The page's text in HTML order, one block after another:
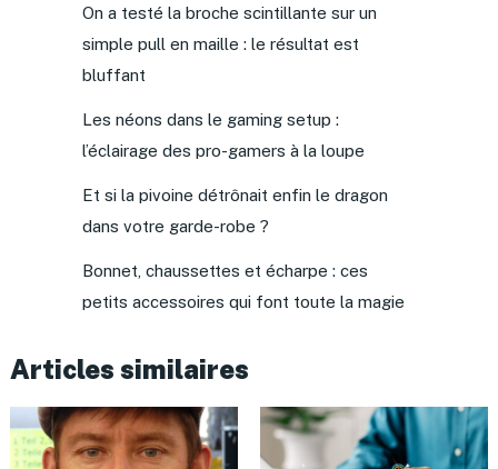
On a testé la broche scintillante sur un
simple pull en maille : le résultat est
bluffant
Les néons dans le gaming setup :
l’éclairage des pro-gamers à la loupe
Et si la pivoine détrônait enfin le dragon
dans votre garde-robe ?
Bonnet, chaussettes et écharpe : ces
petits accessoires qui font toute la magie
Articles similaires